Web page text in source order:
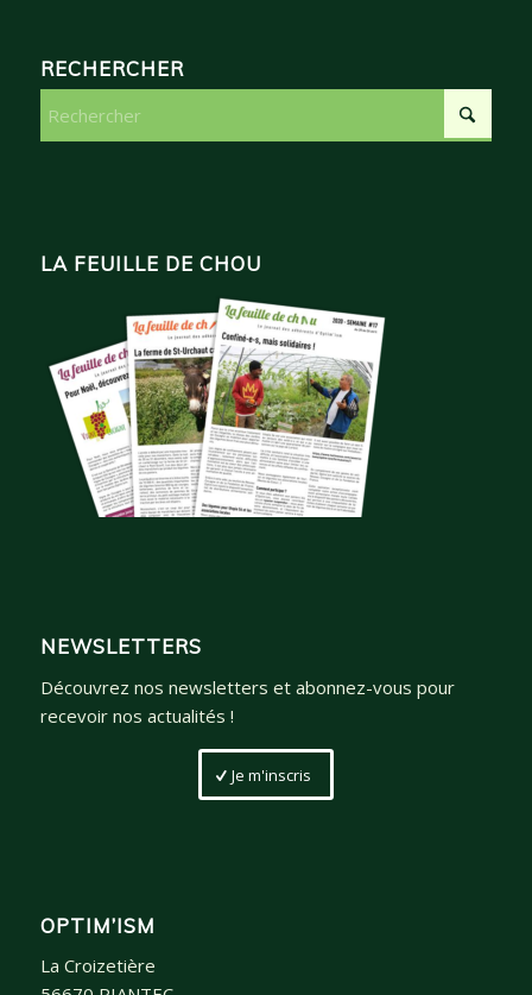
RECHERCHER
LA FEUILLE DE CHOU
NEWSLETTERS
Découvrez nos newsletters et abonnez-vous pour
recevoir nos actualités !
Je m'inscris
OPTIM’ISM
La Croizetière